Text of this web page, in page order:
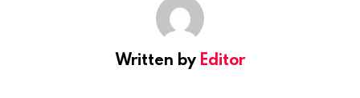
Written by Editor